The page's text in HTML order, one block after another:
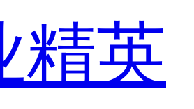
精英